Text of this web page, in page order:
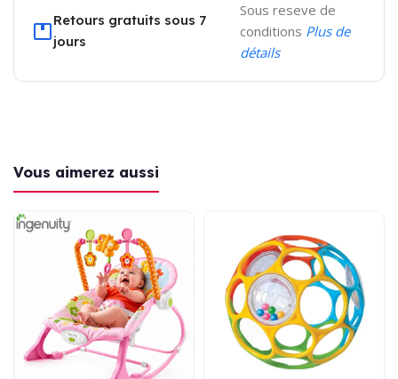
Retours gratuits sous 7
jours
Sous reseve de
conditions Plus de
détails
Vous aimerez aussi